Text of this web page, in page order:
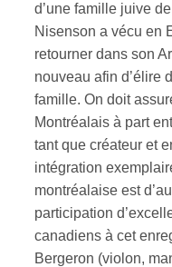
d’une famille juive
Nisenson a vécu en
retourner dans son
nouveau afin d’élire
famille. On doit
Montréalais à part
tant que créateur et
intégration
montréalaise est
participation
canadiens à cet
Bergeron (violon,